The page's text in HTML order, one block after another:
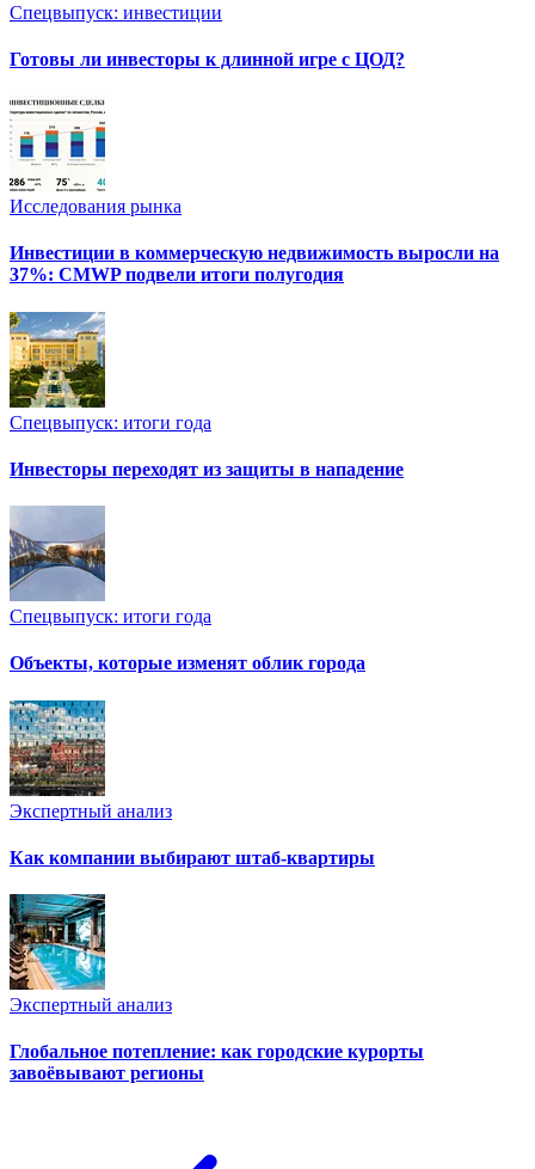
Спецвыпуск: инвестиции
Готовы ли инвесторы к длинной игре с ЦОД?
Исследования рынка
Инвестиции в коммерческую недвижимость выросли на
37%: CMWP подвели итоги полугодия
Спецвыпуск: итоги года
Инвесторы переходят из защиты в нападение
Спецвыпуск: итоги года
Объекты, которые изменят облик города
Экспертный анализ
Как компании выбирают штаб-квартиры
Экспертный анализ
Глобальное потепление: как городские курорты
завоёвывают регионы